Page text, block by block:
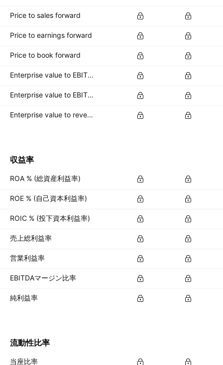
Price to sales forward
Price to earnings forward
Price to book forward
Enterprise value to EBITDA forward
Enterprise value to EBIT forward
Enterprise value to revenue forward
収益率
ROA % (総資産利益率)
ROE % (自己資本利益率)
ROIC % (投下資本利益率)
売上総利益率
営業利益率
EBITDAマージン比率
純利益率
流動性比率
当座比率